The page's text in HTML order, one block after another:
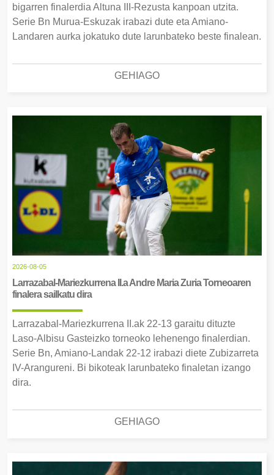
bigarren finalerdia Altuna III-Rezusta kanpoan utzita.
Serie Bn Murua-Eskuzak irabazi dute eta Amiano-
Landaren aurka jokatuko dute larunbateko beste finalean.
GEHIAGO
2026-08-05
Larrazabal-Mariezkurrena II.a Andre Maria Zuria Torneoaren
finalera sailkatu dira
Larrazabal-Mariezkurrena II.ak 22-13 garaitu dituzte
Laso-Albisu Gasteizko torneoko lehenengo finalerdian.
Serie Bn, Amiano-Landak 22-12 irabazi diete Zubizarreta
IV-Arangureni. Bi bikoteak larunbateko finaletan izango
dira.
GEHIAGO